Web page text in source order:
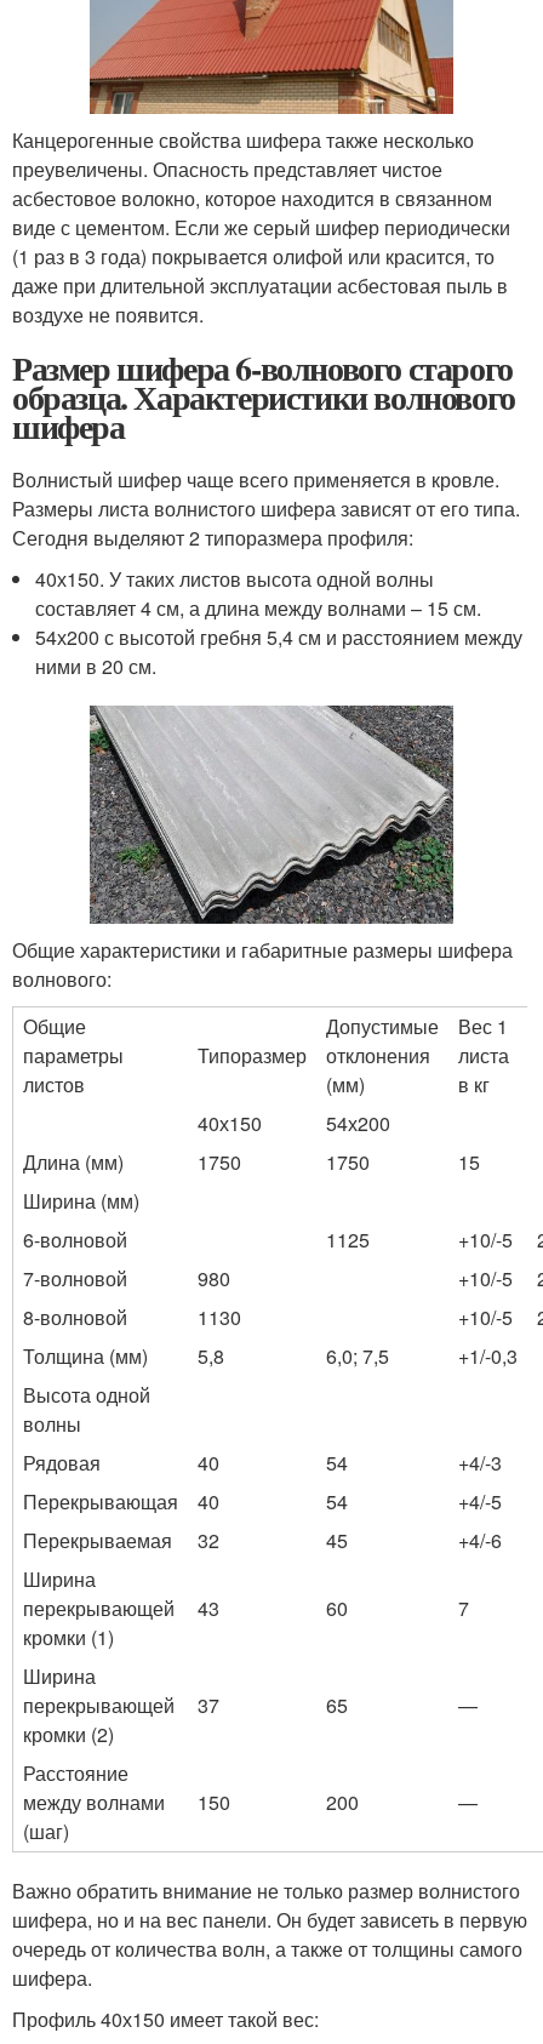
Канцерогенные свойства шифера также несколько
преувеличены. Опасность представляет чистое
асбестовое волокно, которое находится в связанном
виде с цементом. Если же серый шифер периодически
(1 раз в 3 года) покрывается олифой или красится, то
даже при длительной эксплуатации асбестовая пыль в
воздухе не появится.
Размер шифера 6-волнового старого
образца. Характеристики волнового
шифера
Волнистый шифер чаще всего применяется в кровле.
Размеры листа волнистого шифера зависят от его типа.
Сегодня выделяют 2 типоразмера профиля:
40х150. У таких листов высота одной волны
составляет 4 см, а длина между волнами – 15 см.
54х200 с высотой гребня 5,4 см и расстоянием между
ними в 20 см.
Общие характеристики и габаритные размеры шифера
волнового:
Общие
параметры
листов
Типоразмер
Допустимые
отклонения
(мм)
Вес 1
листа
в кг
40х150
54х200
Длина (мм)
1750 1750
15
Ширина (мм)
6-волновой
1125 +10/-5
7-волновой
980 +10/-5
8-волновой
1130 +10/-5
Толщина (мм)
5,8 6,0; 7,5
+1/-0,3
Высота одной
волны
Рядовая
40 54
+4/-3
Перекрывающая
40 54
+4/-5
Перекрываемая
32 45
+4/-6
Ширина
перекрывающей
кромки (1)
43 60 7
Ширина
перекрывающей
кромки (2)
37 65 —
Расстояние
между волнами
(шаг)
150 200 —
Важно обратить внимание не только размер волнистого
шифера, но и на вес панели. Он будет зависеть в первую
очередь от количества волн, а также от толщины самого
шифера.
Профиль 40х150 имеет такой вес: